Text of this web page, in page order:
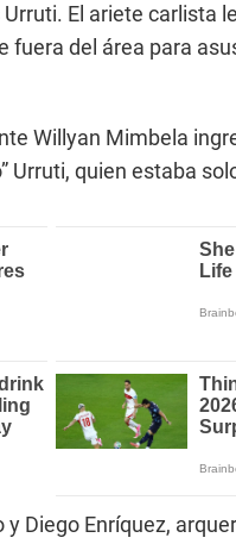
El ariete carlista
fuera del área para
Willyan Mimbela
Urruti, quien estaba
Diego Enríquez,